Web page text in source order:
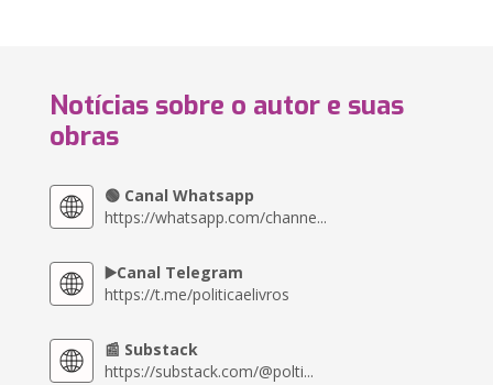
Notícias sobre o autor e suas
obras
🟢 Canal Whatsapp
https://whatsapp.com/channe...
▶️Canal Telegram
https://t.me/politicaelivros
📰 Substack
https://substack.com/@polti...